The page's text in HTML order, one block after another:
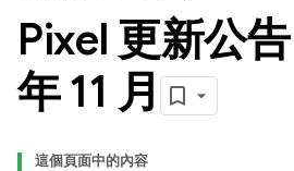
Pixel 更新公
年 11 月
這個頁面中的內容